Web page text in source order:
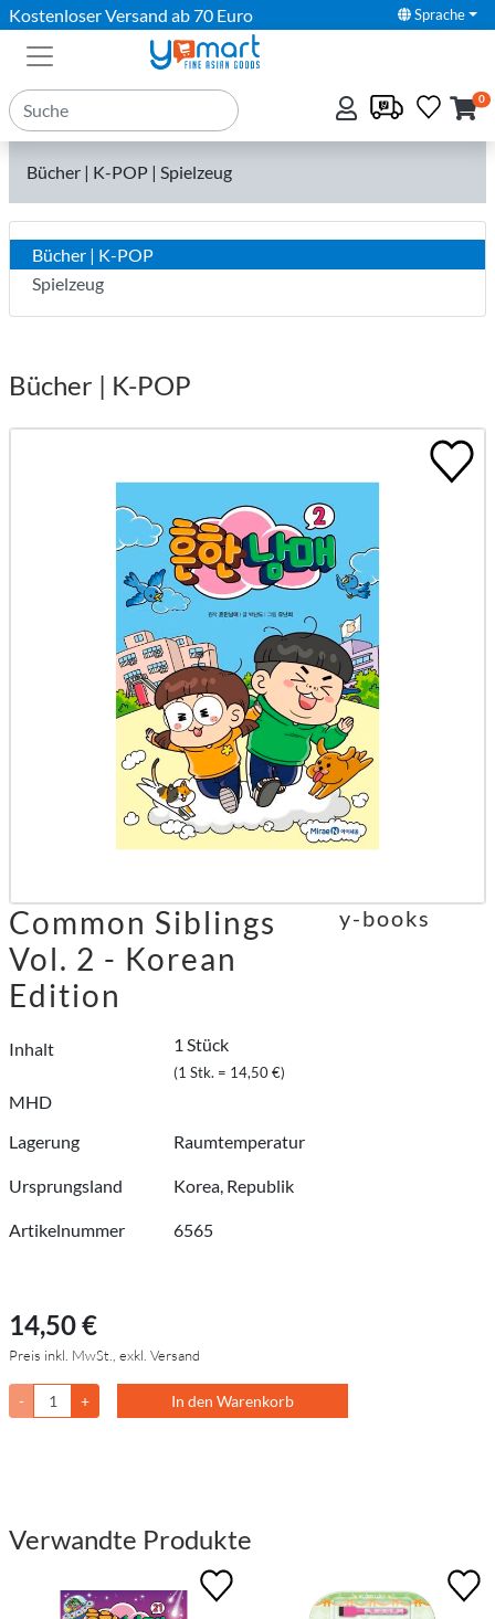
Kostenloser Versand ab 70 Euro Sprache
0
Bücher | K-POP | Spielzeug
Bücher | K-POP
Spielzeug
Bücher | K-POP
Common Siblings
Vol. 2 - Korean
Edition
Inhalt 1 Stück
(1 Stk. = 14,50 €)
MHD
Lagerung
Raumtemperatur
Ursprungsland Korea, Republik
Artikelnummer 6565
y-books
14,50 €
Preis inkl. MwSt., exkl. Versand
- + In den Warenkorb
Verwandte Produkte